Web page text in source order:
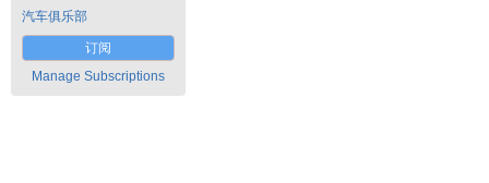
汽车俱乐部
订阅
Manage Subscriptions